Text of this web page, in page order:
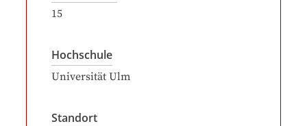
15
Hochschule
Universität Ulm
Standort